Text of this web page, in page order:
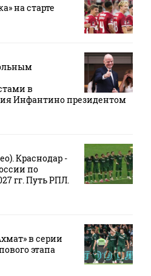
на старте
в
Инфантино президентом
Краснодар -
по
гг. Путь РПЛ.
в серии
этапа